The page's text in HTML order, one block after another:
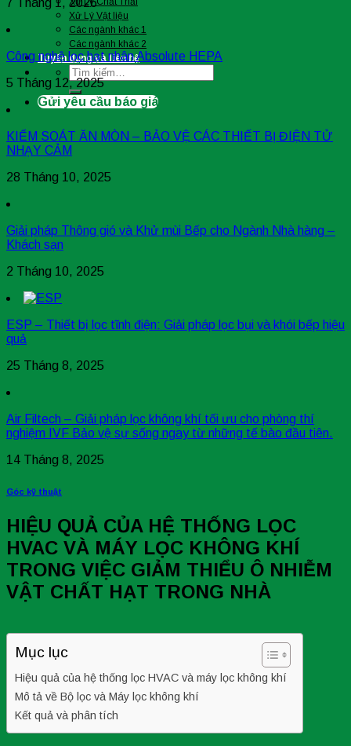
Xử Lý Vật liệu
Các ngành khác 1
Các ngành khác 2
Tuyển dụng và liên hệ
Tìm
kiếm:
Gửi yêu cầu báo giá
Công nghệ lọc hạt nhân Absolute HEPA
5 Tháng 12, 2025
KIỂM SOÁT ĂN MÒN – BẢO VỆ CÁC THIẾT BỊ ĐIỆN TỬ
NHẠY CẢM
28 Tháng 10, 2025
Giải pháp Thông gió và Khử mùi Bếp cho Ngành Nhà hàng –
Khách sạn
2 Tháng 10, 2025
ESP – Thiết bị lọc tĩnh điện: Giải pháp lọc bụi và khói bếp hiệu
quả
25 Tháng 8, 2025
Air Filtech – Giải pháp lọc không khí tối ưu cho phòng thí
nghiệm IVF Bảo vệ sự sống ngay từ những tế bào đầu tiên.
14 Tháng 8, 2025
Góc kỹ thuật
HIỆU QUẢ CỦA HỆ THỐNG LỌC
HVAC VÀ MÁY LỌC KHÔNG KHÍ
TRONG VIỆC GIẢM THIỂU Ô NHIỄM
VẬT CHẤT HẠT TRONG NHÀ
Mục lục
Hiệu quả của hệ thống lọc HVAC và máy lọc không khí
Mô tả về Bộ lọc và Máy lọc không khí
Kết quả và phân tích